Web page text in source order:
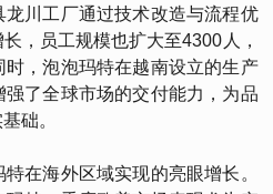
川工厂通过技术改造与流程优
，员工规模也扩大至4300人，
，泡泡玛特在越南设立的生产
了全球市场的交付能力，为品
础。
在海外区域实现的亮眼增长。